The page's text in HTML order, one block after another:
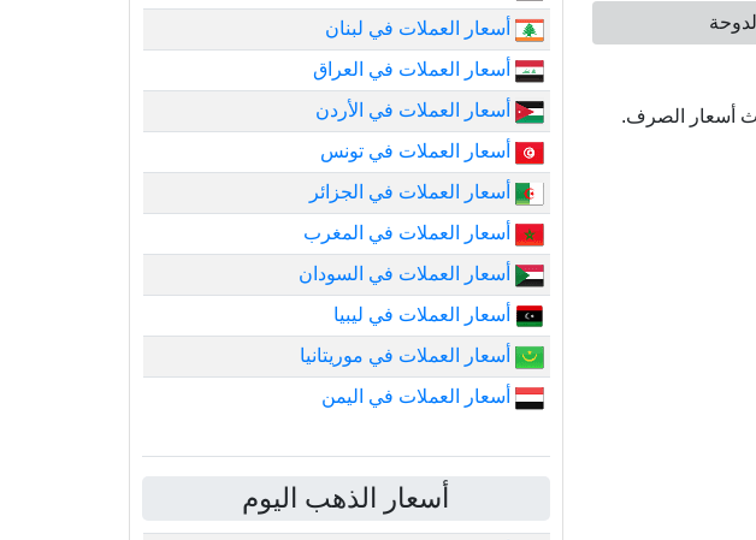
أسعار العملات في لبنان
أسعار العملات في العراق
أسعار العملات في الأردن
أسعار العملات في تونس
أسعار العملات في الجزائر
أسعار العملات في المغرب
أسعار العملات في السودان
أسعار العملات في ليبيا
أسعار العملات في موريتانيا
أسعار العملات في اليمن
أسعار الذهب اليوم